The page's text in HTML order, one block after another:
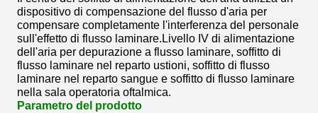
dispositivo di compensazione del flusso d'aria per
compensare completamente l'interferenza del personale
sull'effetto di flusso laminare.Livello IV di alimentazione
dell'aria per depurazione a flusso laminare, soffitto di
flusso laminare nel reparto ustioni, soffitto di flusso
laminare nel reparto sangue e soffitto di flusso laminare
nella sala operatoria oftalmica.
Parametro del prodotto